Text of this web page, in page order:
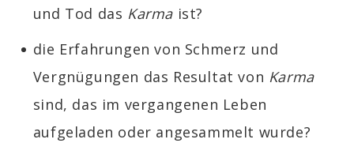
und Tod das Karma ist?
die Erfahrungen von Schmerz und
Vergnügungen das Resultat von Karma
sind, das im vergangenen Leben
aufgeladen oder angesammelt wurde?